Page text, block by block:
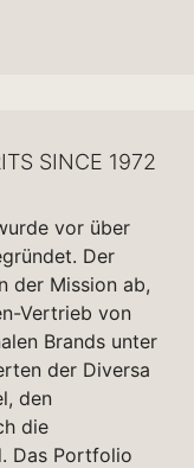
SINCE 1972
vor über
Der
der Mission ab,
Vertrieb von
Brands unter
der Diversa
den
die
Das Portfolio